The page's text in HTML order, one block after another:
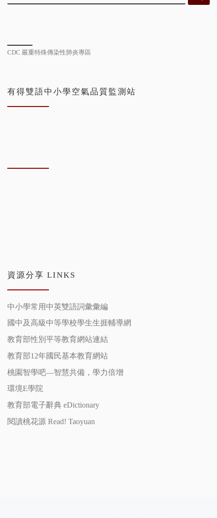
CDC 嚴重特殊傳染性肺炎專區
有得雙語中小學空氣品質監測站
資源分享 LINKS
中小學常用中英雙語詞彙彙編
國中及高級中等學校學生生捱輔導網
教育部性別平等教育網站連結
教育部12年國民基本教育網站
桃園智學吧—智慧共備，學力倍增
環境E學院
教育部電子辭典 eDictionary
閱讀桃花源 Read! Taoyuan